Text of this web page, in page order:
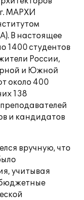
МАРХИ
В настоящее
1400 студентов
России,
и Южной
около 400
138
и кандидатов
вручную, что
учитывая